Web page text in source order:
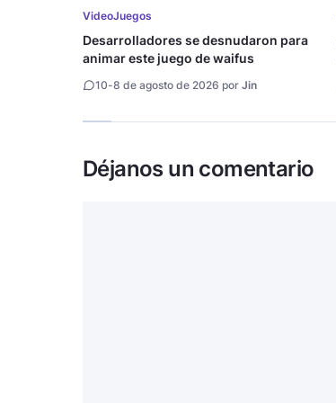
VideoJuegos
Desarrolladores se desnudaron para
animar este juego de waifus
10-8 de agosto de 2026 por Jin
Déjanos un comentario